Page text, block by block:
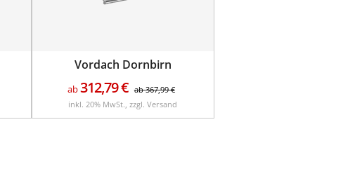
Vordach Dornbirn
ab312,79€ ab367,99€
inkl. 20% MwSt., zzgl. Versand